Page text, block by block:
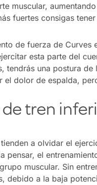
muscular,
fuertes consigas
de fuerza de Curves
esta parte del
tendrás una postura
el dolor de espalda,
tren
a olvidar el
pensar, el
muscular. Sin
debido a la baja